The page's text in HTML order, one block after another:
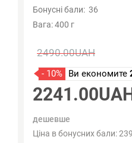
Бонусні бали: 36
Вага: 400 г
2490.00UAH
- 10% Ви економите
дешевше
Ціна в бонусних бали: